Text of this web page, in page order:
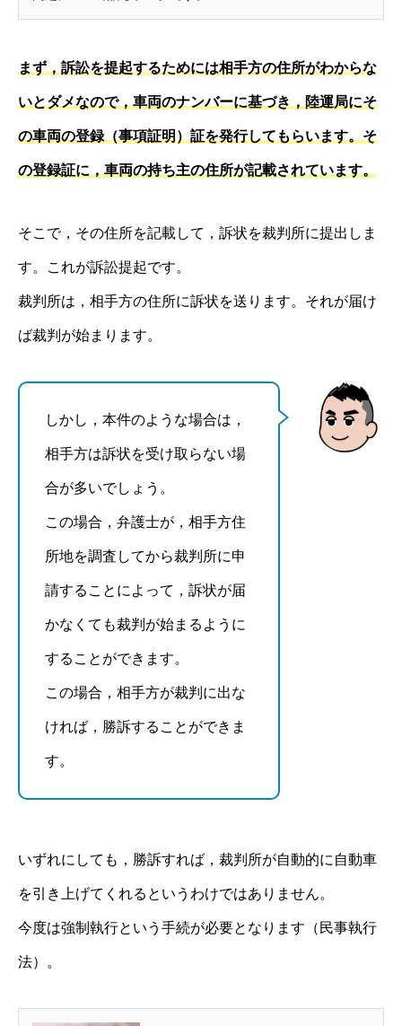
まず，訴訟を提起するためには相手方の住所がわからな
いとダメなので，車両のナンバーに基づき，陸運局にそ
の車両の登録（事項証明）証を発行してもらいます。そ
の登録証に，車両の持ち主の住所が記載されています。
そこで，その住所を記載して，訴状を裁判所に提出しま
す。これが訴訟提起です。
裁判所は，相手方の住所に訴状を送ります。それが届け
ば裁判が始まります。
しかし，本件のような場合は，
相手方は訴状を受け取らない場
合が多いでしょう。
この場合，弁護士が，相手方住
所地を調査してから裁判所に申
請することによって，訴状が届
かなくても裁判が始まるように
することができます。
この場合，相手方が裁判に出な
ければ，勝訴することができま
す。
いずれにしても，勝訴すれば，裁判所が自動的に自動車
を引き上げてくれるというわけではありません。
今度は強制執行という手続が必要となります（民事執行
法）。